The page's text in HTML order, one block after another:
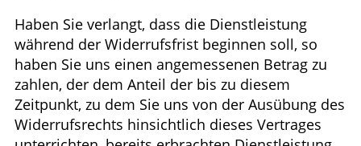
Haben Sie verlangt, dass die Dienstleistung
während der Widerrufsfrist beginnen soll, so
haben Sie uns einen angemessenen Betrag zu
zahlen, der dem Anteil der bis zu diesem
Zeitpunkt, zu dem Sie uns von der Ausübung des
Widerrufsrechts hinsichtlich dieses Vertrages